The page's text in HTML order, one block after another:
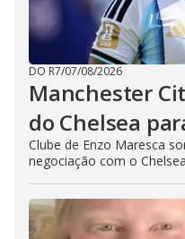
DO R7/07/08/2026
Manchester
do Chelsea
Clube de Enzo Maresca
negociação com o